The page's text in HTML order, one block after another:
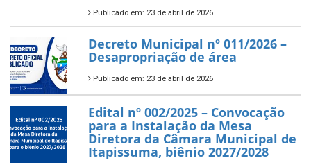
Publicado em: 23 de abril de 2026
Decreto Municipal nº 011/2026 –
Desapropriação de área
Publicado em: 23 de abril de 2026
Edital nº 002/2025 – Convocação
para a Instalação da Mesa
Diretora da Câmara Municipal de
Itapissuma, biênio 2027/2028